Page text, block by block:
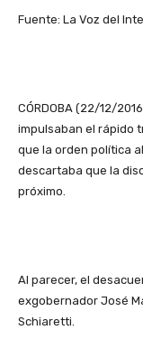
Fuente: La Voz del
CÓRDOBA (22/12/
impulsaban el rápido
que la orden política
descartaba que la
próximo.
Al parecer, el
exgobernador José
Schiaretti.